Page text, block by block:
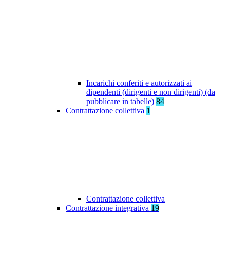
Incarichi conferiti e autorizzati ai
dipendenti (dirigenti e non dirigenti) (da
pubblicare in tabelle) 84
Contrattazione collettiva 1
Contrattazione collettiva
Contrattazione integrativa 19